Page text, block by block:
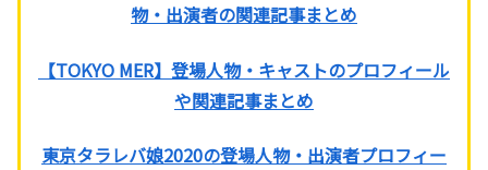
物・出演者の関連記事まとめ
【TOKYO MER】登場人物・キャストのプロフィール
や関連記事まとめ
東京タラレバ娘2020の登場人物・出演者プロフィー